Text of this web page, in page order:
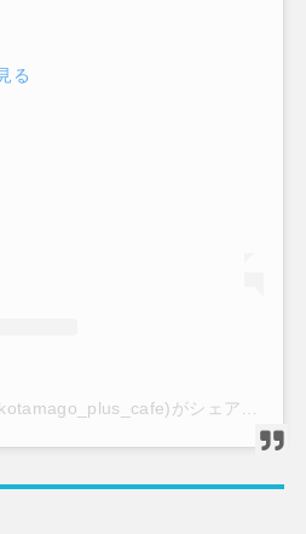
る
ねこたまご ＋Cafe(@nekotamago_plus_cafe)がシェアした投稿